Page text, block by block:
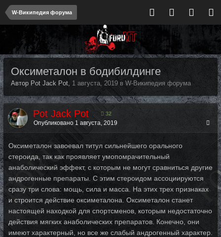
W-Википедия форума
Оксиметалон в бодибилдинге
Автор Pot Jack Pot, 1 августа, 2019 вW-Википедия форума
Pot Jack Pot 32
Опубликовано 1 августа, 2019
Оксиметалон завоевал титул сильнейшего орального
стероида, так как проявляет умопомрачительный
анаболический эффект, с которым не могут сравниться другие
андрогенные препараты. С этим стероидом ассоциируются
сразу три слова: мощь, сила и масса. На этих трех признаках
и строится действие оксиметалона. Оксиметалон станет
настоящей находкой для спортсменов, которым недостаточно
действия мягких анаболических препаратов. Конечно, они
имеют характерный, но все же слабый андрогенный характер.